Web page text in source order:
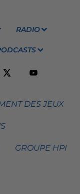
RADIO
DES JEUX
GROUPE HPI